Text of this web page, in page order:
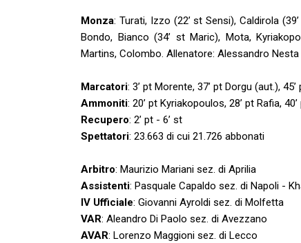
Monza: Turati, Izzo (22’ st Sensi), Caldirola
Bondo, Bianco (34’ st Maric), Mota,
Martins, Colombo. Allenatore: Alessandro Nesta
Marcatori: 3’ pt Morente, 37’ pt Dorgu (aut.),
Ammoniti: 20’ pt Kyriakopoulos, 28’ pt Rafia,
Recupero: 2’ pt - 6’ st
Spettatori: 23.663 di cui 21.726 abbonati
Arbitro: Maurizio Mariani sez. di Aprilia
Assistenti: Pasquale Capaldo sez. di Napoli -
IV Ufficiale: Giovanni Ayroldi sez. di Molfetta
VAR: Aleandro Di Paolo sez. di Avezzano
AVAR: Lorenzo Maggioni sez. di Lecco